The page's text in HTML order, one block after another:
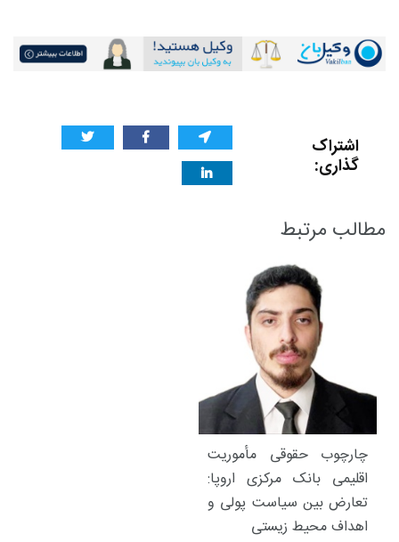
اشتراک
گذاری:
مطالب مرتبط
چارچوب حقوقی مأموریت
اقلیمی بانک مرکزی اروپا:
تعارض بین سیاست پولی و
اهداف محیط زیستی